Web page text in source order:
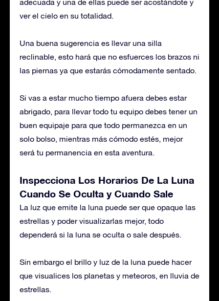
adecuada y una de ellas puede ser acostándote y
ver el cielo en su totalidad.
Una buena sugerencia es llevar una silla
reclinable, esto hará que no esfuerces los brazos ni
las piernas ya que estarás cómodamente sentado.
Si vas a estar mucho tiempo afuera debes estar
abrigado, para llevar todo tu equipo debes tener un
buen equipaje para que todo permanezca en un
solo bolso, mientras más cómodo estés, mejor
será tu permanencia en esta aventura.
Inspecciona Los Horarios De La Luna
Cuando Se Oculta y Cuando Sale
La luz que emite la luna puede ser que opaque las
estrellas y poder visualizarlas mejor, todo
dependerá si la luna se oculta o sale después.
Sin embargo el brillo y luz de la luna puede hacer
que visualices los planetas y meteoros, en lluvia de
estrellas.